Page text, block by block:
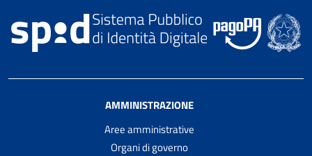
AMMINISTRAZIONE
Aree amministrative
Organi di governo